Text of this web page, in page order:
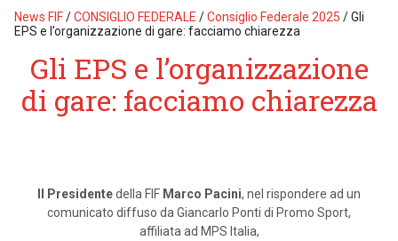
News FIF/CONSIGLIO FEDERALE /Consiglio Federale 2025 /Gli
EPS e l’organizzazione di gare: facciamo chiarezza
Gli EPS e l’organizzazione
di gare: facciamo chiarezza
Il Presidentedella FIF Marco Pacini, nel rispondere ad un
comunicato diffuso da Giancarlo Ponti di Promo Sport,
affiliata ad MPS Italia,